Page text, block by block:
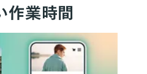
作業時間